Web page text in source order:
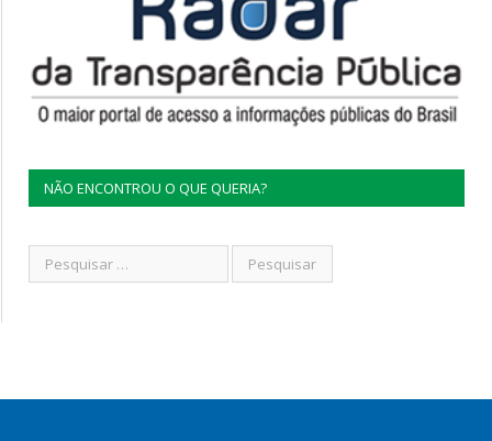
NÃO ENCONTROU O QUE QUERIA?